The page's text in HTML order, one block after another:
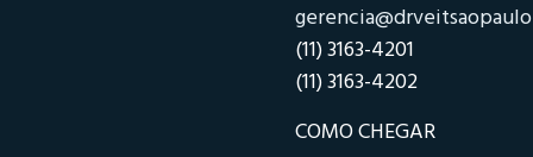
(11) 3163-4201
(11) 3163-4202
COMO CHEGAR